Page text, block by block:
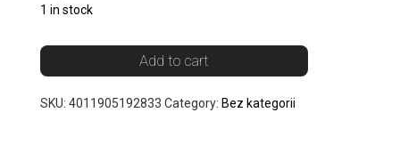
1 in stock
Add to cart
SKU: 4011905192833 Category: Bez kategorii